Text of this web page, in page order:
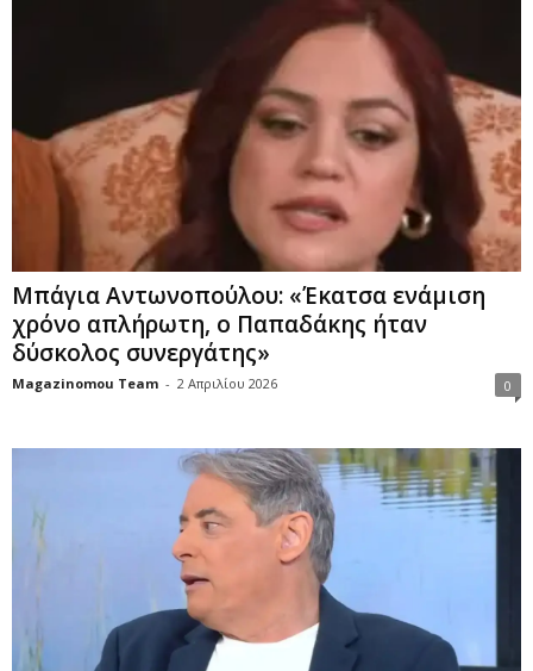
Μπάγια Αντωνοπούλου: «Έκατσα ενάμιση
χρόνο απλήρωτη, ο Παπαδάκης ήταν
δύσκολος συνεργάτης»
Magazinomou Team - 2 Απριλίου 2026 0